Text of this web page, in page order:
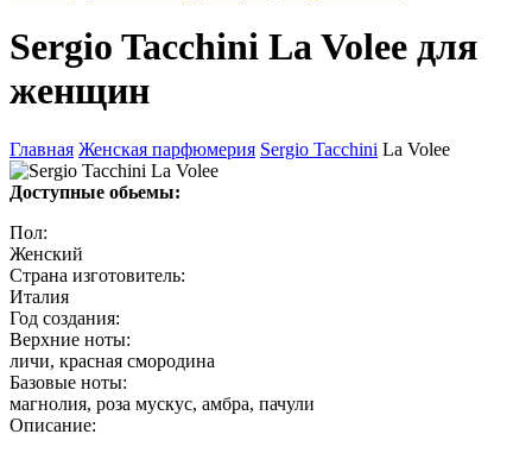
Sergio Tacchini La Volee для
женщин
Главная Женская парфюмерия Sergio Tacchini La Volee
Доступные обьемы:
Пол:
Женский
Страна изготовитель:
Италия
Год создания:
Верхние ноты:
личи, красная смородина
Базовые ноты:
магнолия, роза мускус, амбра, пачули
Описание: